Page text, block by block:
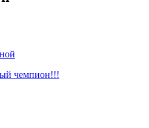
чемпион!!!